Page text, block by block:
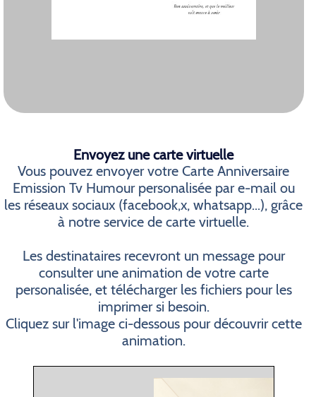
Envoyez une carte virtuelle
Vous pouvez envoyer votre Carte Anniversaire
Emission Tv Humour personalisée par e-mail ou
les réseaux sociaux (facebook,x, whatsapp...), grâce
à notre service de carte virtuelle.
Les destinataires recevront un message pour
consulter une animation de votre carte
personalisée, et télécharger les fichiers pour les
imprimer si besoin.
Cliquez sur l'image ci-dessous pour découvrir cette
animation.